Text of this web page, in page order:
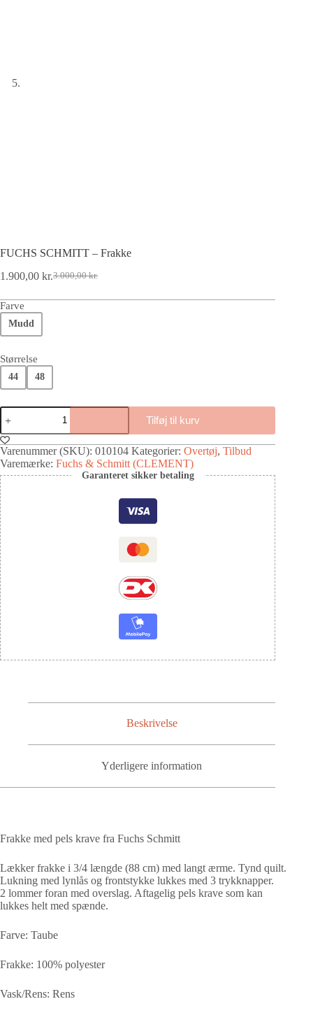
FUCHS SCHMITT – Frakke
3.000,00kr.
1.900,00 kr.
Farve
Mudd
Størrelse
44 48
Tilføj til kurv
Varenummer (SKU): 010104 Kategorier: Overtøj, Tilbud
Varemærke: Fuchs & Schmitt (CLEMENT)
Garanteret sikker betaling
Beskrivelse
Yderligere information
Frakke med pels krave fra Fuchs Schmitt
Lækker frakke i 3/4 længde (88 cm) med langt ærme. Tynd quilt.
Lukning med lynlås og frontstykke lukkes med 3 trykknapper.
2 lommer foran med overslag. Aftagelig pels krave som kan
lukkes helt med spænde.
Farve: Taube
Frakke: 100% polyester
Vask/Rens: Rens